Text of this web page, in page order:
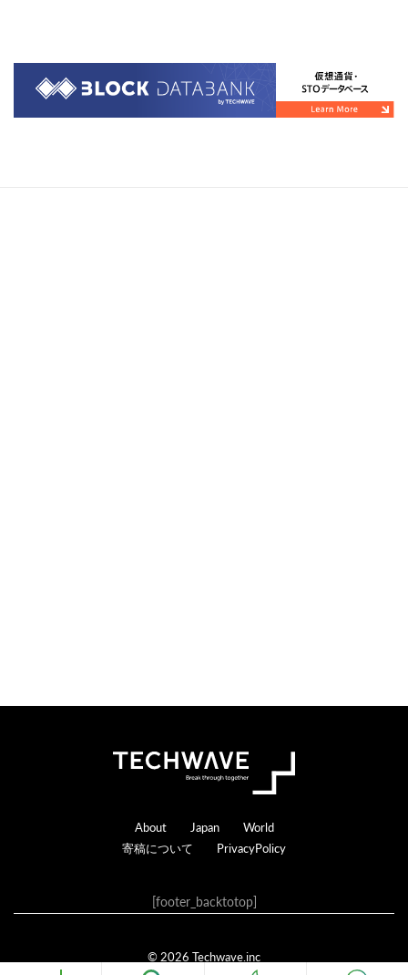
Footer
About Japan
World
寄稿について
PrivacyPolicy
[footer_backtotop]
© 2026 Techwave.inc